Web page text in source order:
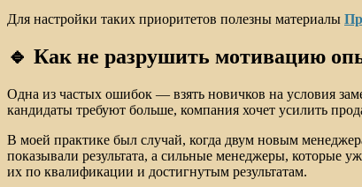
Для настройки таких приоритетов полезны материалы
🔹 Как не разрушить мотивацию
Одна из частых ошибок — взять новичков на условия
кандидаты требуют больше, компания хочет усилить
В моей практике был случай, когда двум новым
показывали результата, а сильные менеджеры,
их по квалификации и достигнутым результатам.